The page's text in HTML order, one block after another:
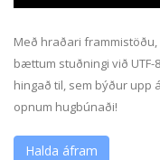
Með hraðari
bættum stuðningi við
hingað til, sem býður upp
opnum hugbúnaði!
Halda áfram